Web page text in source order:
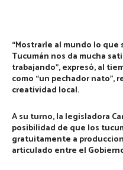
“Mostrarle al mundo lo que
Tucumán nos da mucha
trabajando”, expresó, al
como “un pechador nato”,
creatividad local.
A su turno, la legisladora
posibilidad de que los
gratuitamente a
articulado entre el